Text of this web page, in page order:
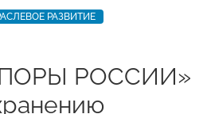
РАЗВИТИЕ
РОССИИ»